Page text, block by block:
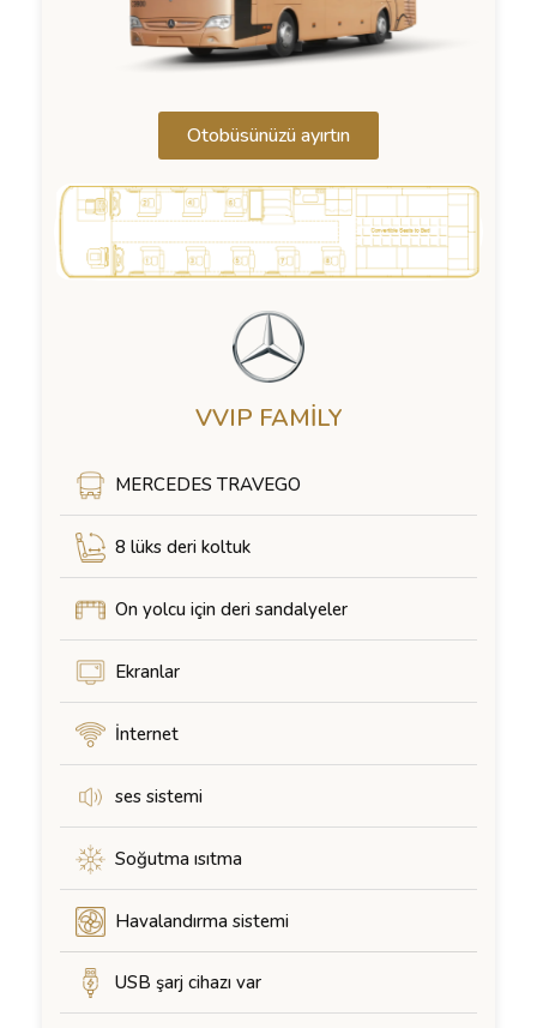
Otobüsünüzü ayırtın
VVIP FAMILY
MERCEDES TRAVEGO
8 lüks deri koltuk
On yolcu için deri sandalyeler
Ekranlar
İnternet
ses sistemi
Soğutma ısıtma
Havalandırma sistemi
USB şarj cihazı var